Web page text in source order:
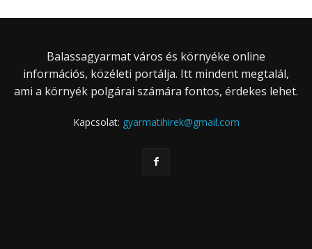
Balassagyarmat város és környéke online
információs, közéleti portálja. Itt mindent megtalál,
ami a környék polgárai számára fontos, érdekes lehet.
Kapcsolat: gyarmatihirek@gmail.com